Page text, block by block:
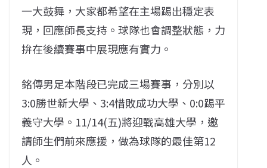
一大鼓舞，大家都希望在主場踢出穩定表
現，回應師長支持。球隊也會調整狀態，力
拚在後續賽事中展現應有實力。
銘傳男足本階段已完成三場賽事，分別以
3:0勝世新大學、3:4惜敗成功大學、0:0踢平
義守大學。11/14(五)將迎戰高雄大學，邀
請師生們前來應援，做為球隊的最佳第12
人。